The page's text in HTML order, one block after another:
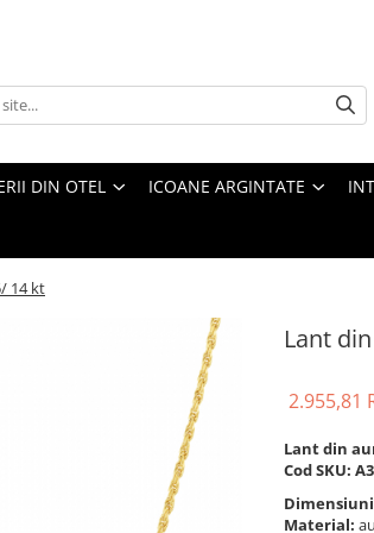
DIN OTEL ICOANE ARGINTATE
14 kt
Lant
2.955,81
Lant din
Cod SKU:
Material: